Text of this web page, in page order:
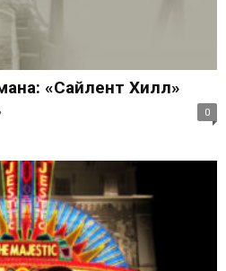
«Сайлент Хилл»
0